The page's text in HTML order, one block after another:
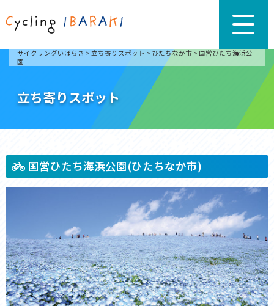
サイクリングいばらき > 立ち寄りスポット > ひたちなか市 > 国営ひたち海浜公
園
立ち寄りスポット
国営ひたち海浜公園(ひたちなか市)